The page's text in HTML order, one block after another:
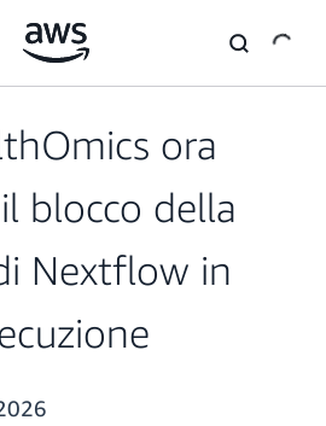
ora
blocco della
Nextflow in